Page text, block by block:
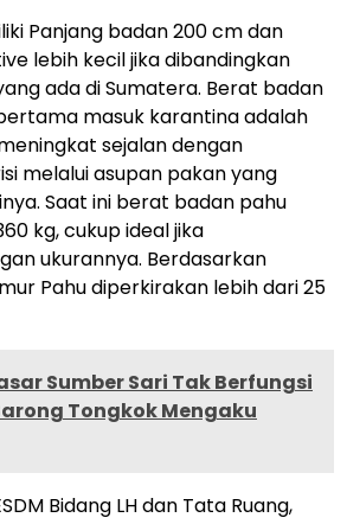
Panjang badan 200 cm dan
lebih kecil jika dibandingkan
ada di Sumatera. Berat badan
masuk karantina adalah
sejalan dengan
melalui asupan pakan yang
Saat ini berat badan pahu
kg, cukup ideal jika
ukurannya. Berdasarkan
Pahu diperkirakan lebih dari 25
Sumber Sari Tak Berfungsi
Tongkok Mengaku
Bidang LH dan Tata Ruang,